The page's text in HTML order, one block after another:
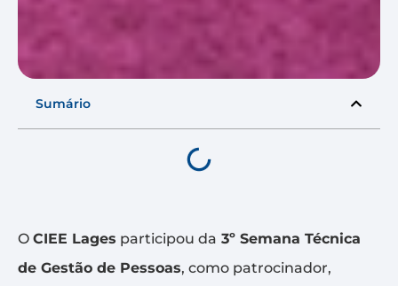
Sumário
O CIEE Lages participou da 3º Semana Técnica
de Gestão de Pessoas, como patrocinador,